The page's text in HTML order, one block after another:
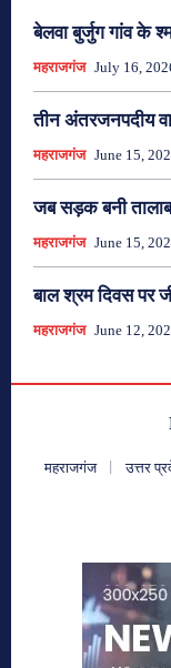
बेलवा बुर्जुग गांव के
महराजगंज July 16,
तीन अंतरजनपदीय
महराजगंज June 15,
जब सड़क बनी तालाब
महराजगंज June 15,
बाल श्रम दिवस पर
महराजगंज June 12,
महराजगंज उत्तर